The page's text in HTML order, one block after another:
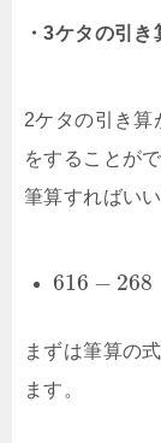
・3ケタの引き
2ケタの引き算
をすることが
筆算すればい
616 − 268
まずは筆算の
ます。